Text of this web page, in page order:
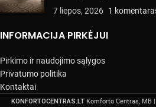
7 liepos, 2026 1
INFORMACIJA PIRKĖJUI
Pirkimo ir naudojimo sąlygos
Privatumo politika
Kontaktai
KONFORTOCENTRAS.LT Komforto Centras, MB